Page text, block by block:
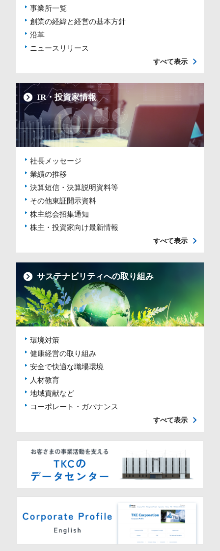
事業所一覧
創業の経緯と経営の基本方針
沿革
ニュースリリース
すべて表示
IR・投資家情報
社長メッセージ
業績の推移
決算短信・決算説明資料等
その他東証開示資料
株主総会招集通知
株主・投資家向け最新情報
すべて表示
サステナビリティへの取り組み
環境対策
健康経営の取り組み
安全で快適な職場環境
人材教育
地域貢献など
コーポレート・ガバナンス
すべて表示